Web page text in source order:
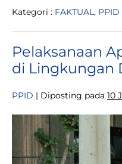
Dampingi
Sulteng
Rakor
Program
Prioritas
di
Kategori : FAKTUAL, PPID
Pelaksanaan
di Lingkungan
PPID | Diposting pada 10
Pelaksanaan
Apel
Sore